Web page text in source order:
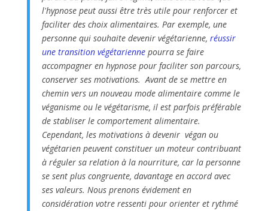
l'hypnose peut aussi être très utile pour renforcer et
faciliter des choix alimentaires. Par exemple, une
personne qui souhaite devenir végétarienne, réussir
une transition végétariennepourra se faire
accompagner en hypnose pour faciliter son parcours,
conserver ses motivations. Avant de se mettre en
chemin vers un nouveau mode alimentaire comme le
véganisme ou le végétarisme, il est parfois préférable
de stabliser le comportement alimentaire.
Cependant, les motivations à devenir végan ou
végétarien peuvent constituer un moteur contribuant
à réguler sa relation à la nourriture, car la personne
se sent plus congruente, davantage en accord avec
ses valeurs. Nous prenons évidement en
considération votre ressenti pour orienter et rythmé